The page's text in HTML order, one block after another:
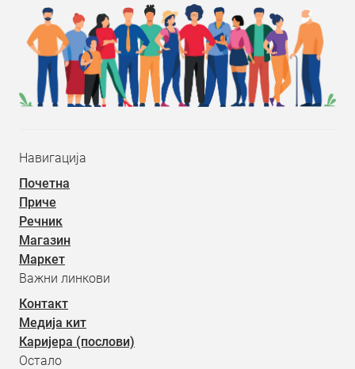
Навигација
Почетна
Приче
Речник
Магазин
Маркет
Важни линкови
Контакт
Медија кит
Каријера (послови)
Остало